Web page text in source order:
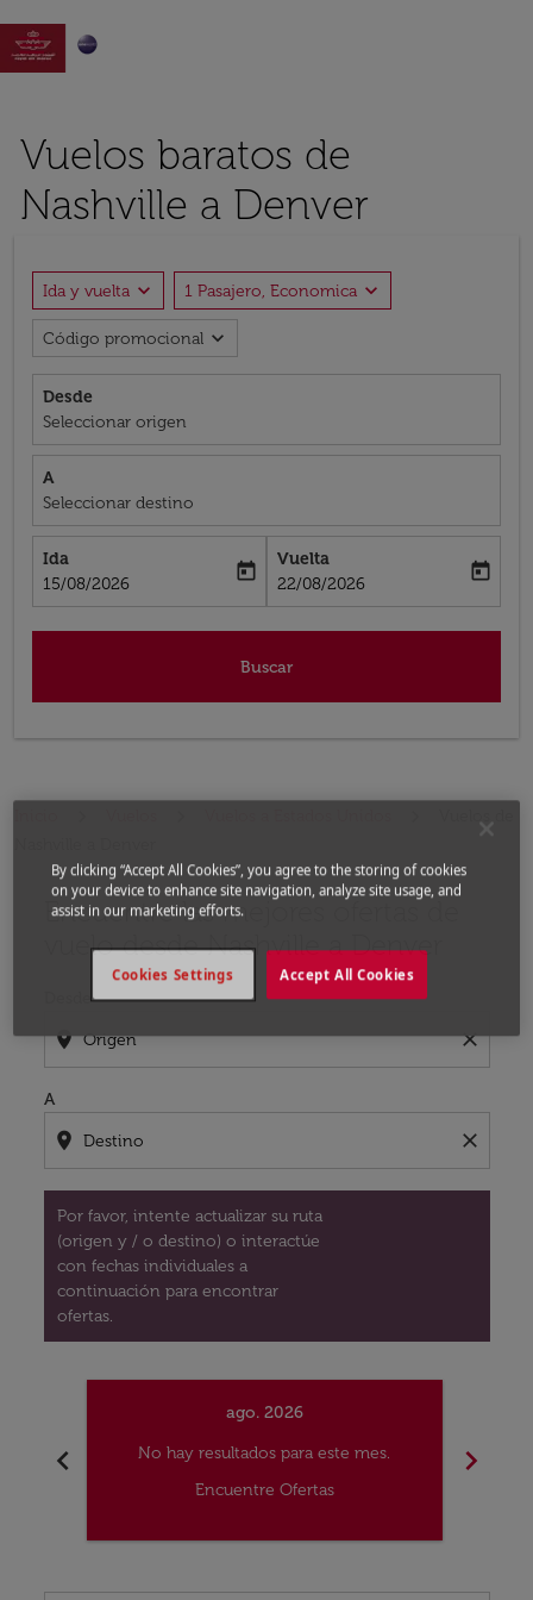

Vuelos baratos de
Nashville a Denver
Ida y vuelta expand_more 1 Pasajero, Economica expand_more
Código promocional expand_more
Desde
Seleccionar origen
A
Seleccionar destino
Ida
fc-booking-departure-date-aria-label
15/08/2026
today
Vuelta
fc-booking-return-date-aria-label
22/08/2026
today
Buscar
Encuentre las mejores ofertas de
vuelo desde Nashville a Denver
Desde
location_on close
A
location_on close
Por favor, intente actualizar su ruta
(origen y / o destino) o interactúe
con fechas individuales a
continuación para encontrar
ofertas.
Por favor, intente actualizar su ruta (origen y / o
chevron_left
ago. 2026
No hay resultados para este mes.
Encuentre Ofertas
chevron_right
By clicking “Accept All Cookies”, you agree to the storing of cookies
on your device to enhance site navigation, analyze site usage, and
assist in our marketing efforts.
Accept All Cookies
Cookies Settings